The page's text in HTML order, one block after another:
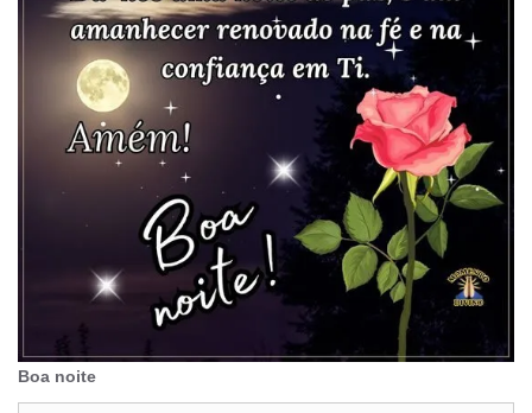
Boa noite